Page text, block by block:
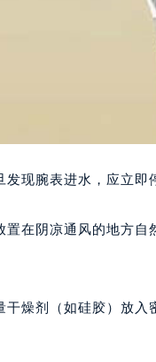
现腕表进水，应立即
置在阴凉通风的地方
干燥剂（如硅胶）放